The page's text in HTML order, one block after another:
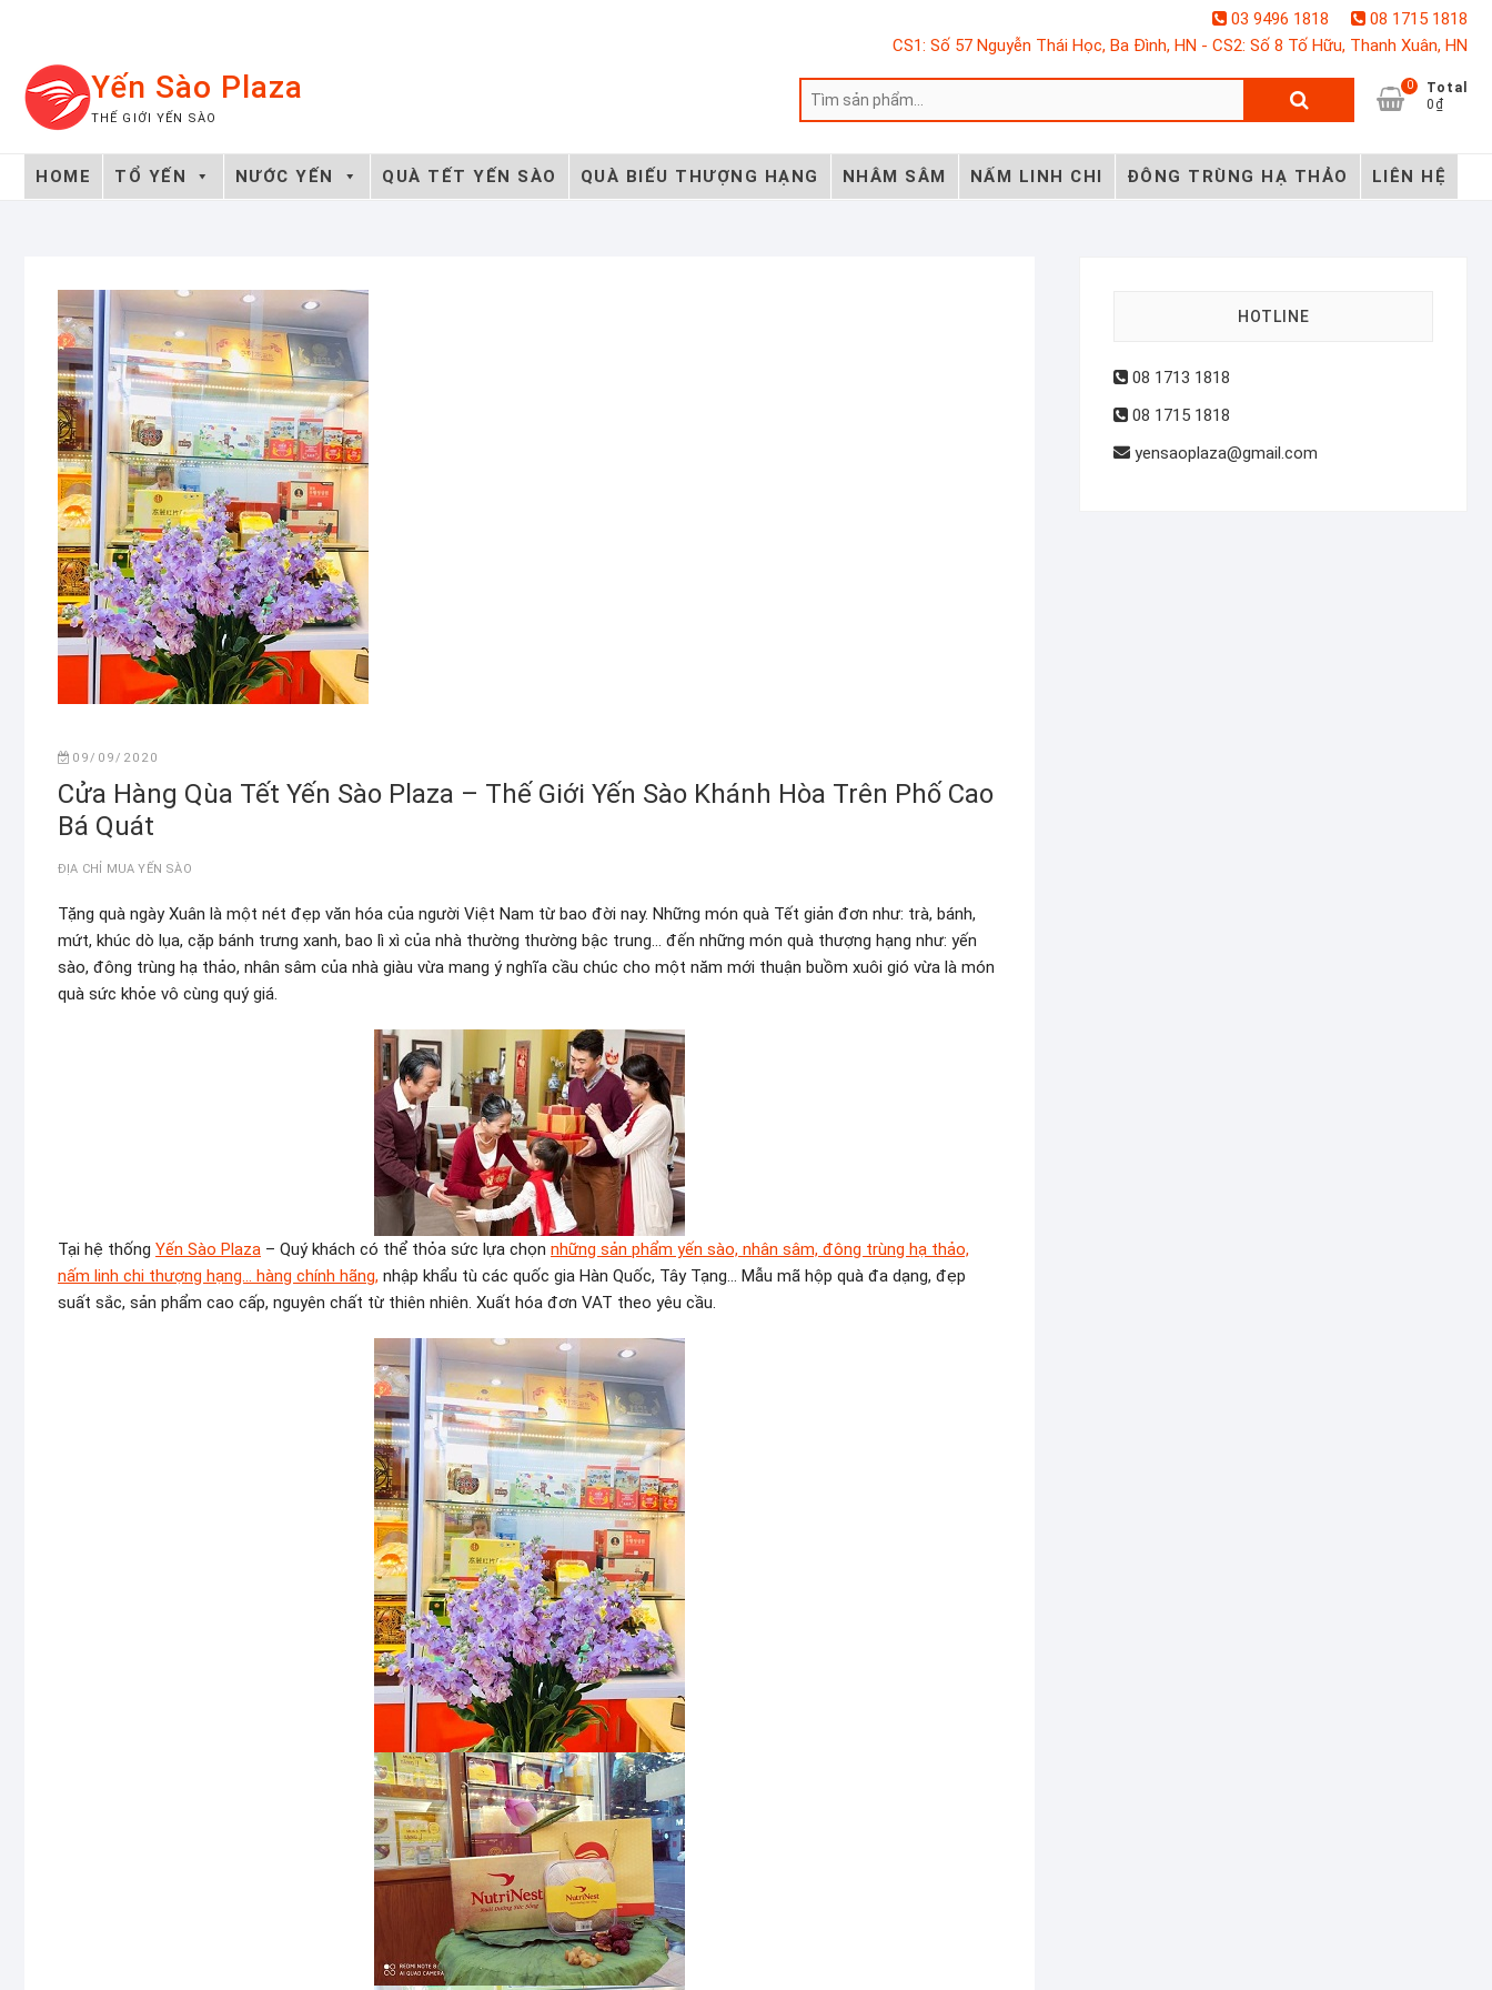
content
03 9496 1818
08 1715 1818
CS1: Số 57 Nguyễn Thái Học, Ba Đình, HN - CS2: Số 8 Tố Hữu, Thanh Xuân, HN
Yến Sào Plaza
THẾ GIỚI YẾN SÀO
0
Total
0₫
HOME TỔ YẾN NƯỚC YẾN QUÀ TẾT YẾN SÀO QUÀ BIẾU THƯỢNG HẠNG NHÂM SÂM NẤM LINH CHI ĐÔNG TRÙNG HẠ THẢO LIÊN HỆ
09/09/2020
Cửa Hàng Qùa Tết Yến Sào Plaza – Thế Giới Yến Sào Khánh Hòa Trên Phố Cao
Bá Quát
ĐỊA CHỈ MUA YẾN SÀO
Tặng quà ngày Xuân là một nét đẹp văn hóa của người Việt Nam từ bao đời nay. Những món quà Tết giản đơn như: trà, bánh,
mứt, khúc dò lụa, cặp bánh trưng xanh, bao lì xì của nhà thường thường bậc trung… đến những món quà thượng hạng như: yến
sào, đông trùng hạ thảo, nhân sâm của nhà giàu vừa mang ý nghĩa cầu chúc cho một năm mới thuận buồm xuôi gió vừa là món
quà sức khỏe vô cùng quý giá.
Tại hệ thống Yến Sào Plaza – Quý khách có thể thỏa sức lựa chọn những sản phẩm yến sào, nhân sâm, đông trùng hạ thảo,
nấm linh chi thượng hạng… hàng chính hãng, nhập khẩu tù các quốc gia Hàn Quốc, Tây Tạng… Mẫu mã hộp quà đa dạng, đẹp
suất sắc, sản phẩm cao cấp, nguyên chất từ thiên nhiên. Xuất hóa đơn VAT theo yêu cầu.
HOTLINE
08 1713 1818
08 1715 1818
yensaoplaza@gmail.com